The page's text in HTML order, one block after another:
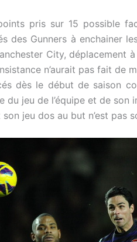
pris sur 15 possible
des Gunners à enchainer
City,
n’aurait pas fait
dès le début de saison
du jeu de l’équipe et de
jeu dos au but n’est pas